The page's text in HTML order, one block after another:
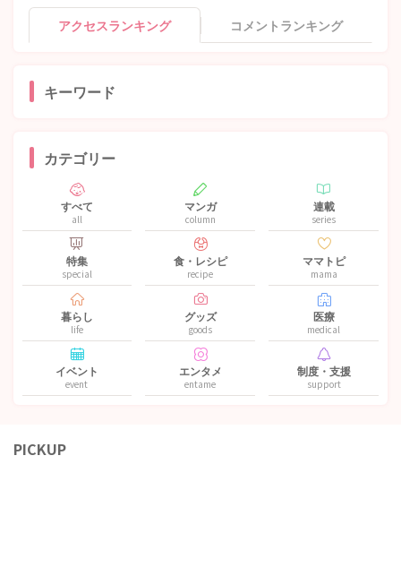
アクセスランキング コメントランキング
キーワード
カテゴリー
すべて
all
マンガ
column
連載
series
特集
special
食・レシピ
recipe
ママトピ
mama
暮らし
life
グッズ
goods
医療
medical
イベント
event
エンタメ
entame
制度・支援
support
PICKUP